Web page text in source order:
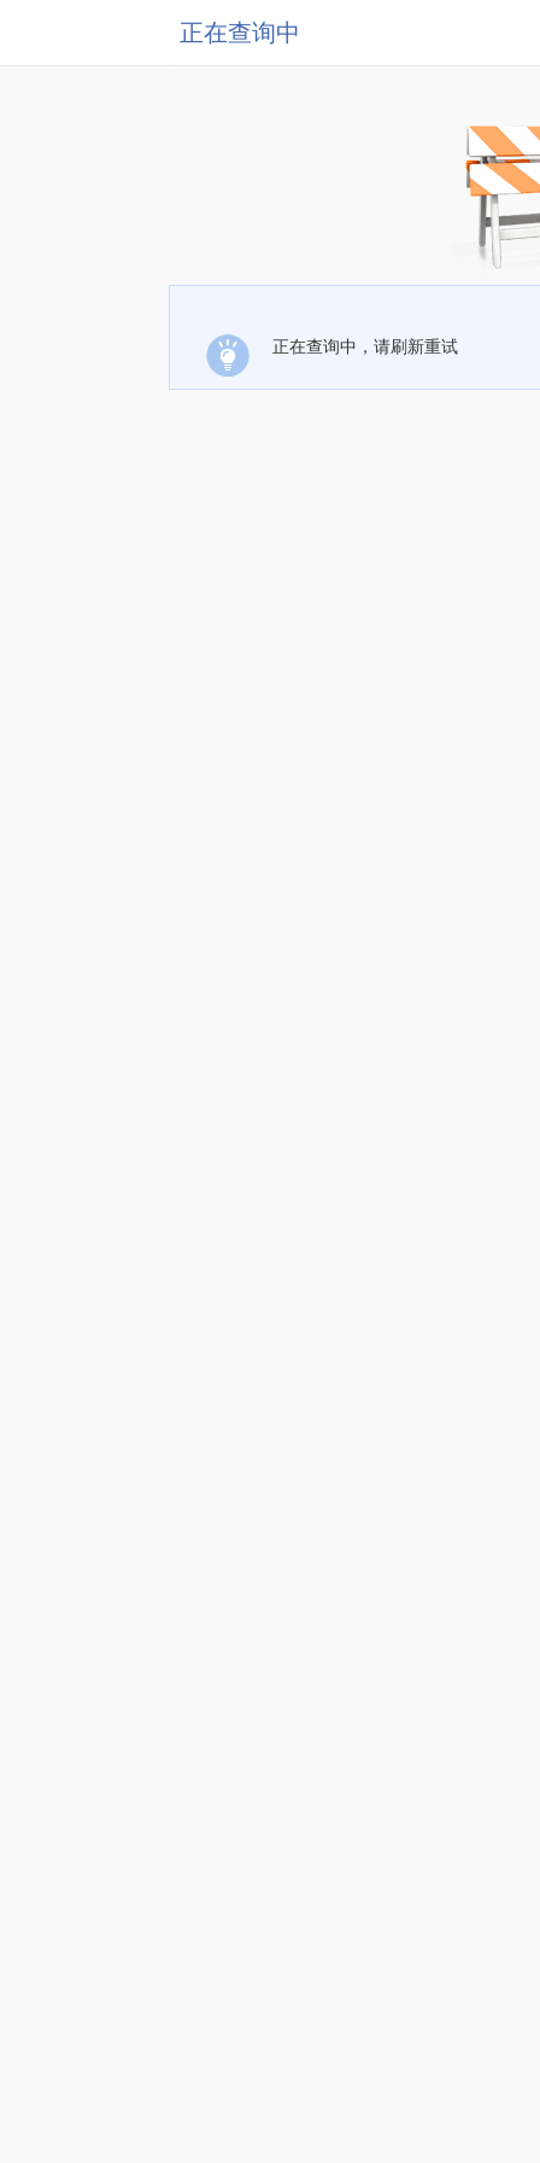
正在查询中
正在查询中，请刷新重试